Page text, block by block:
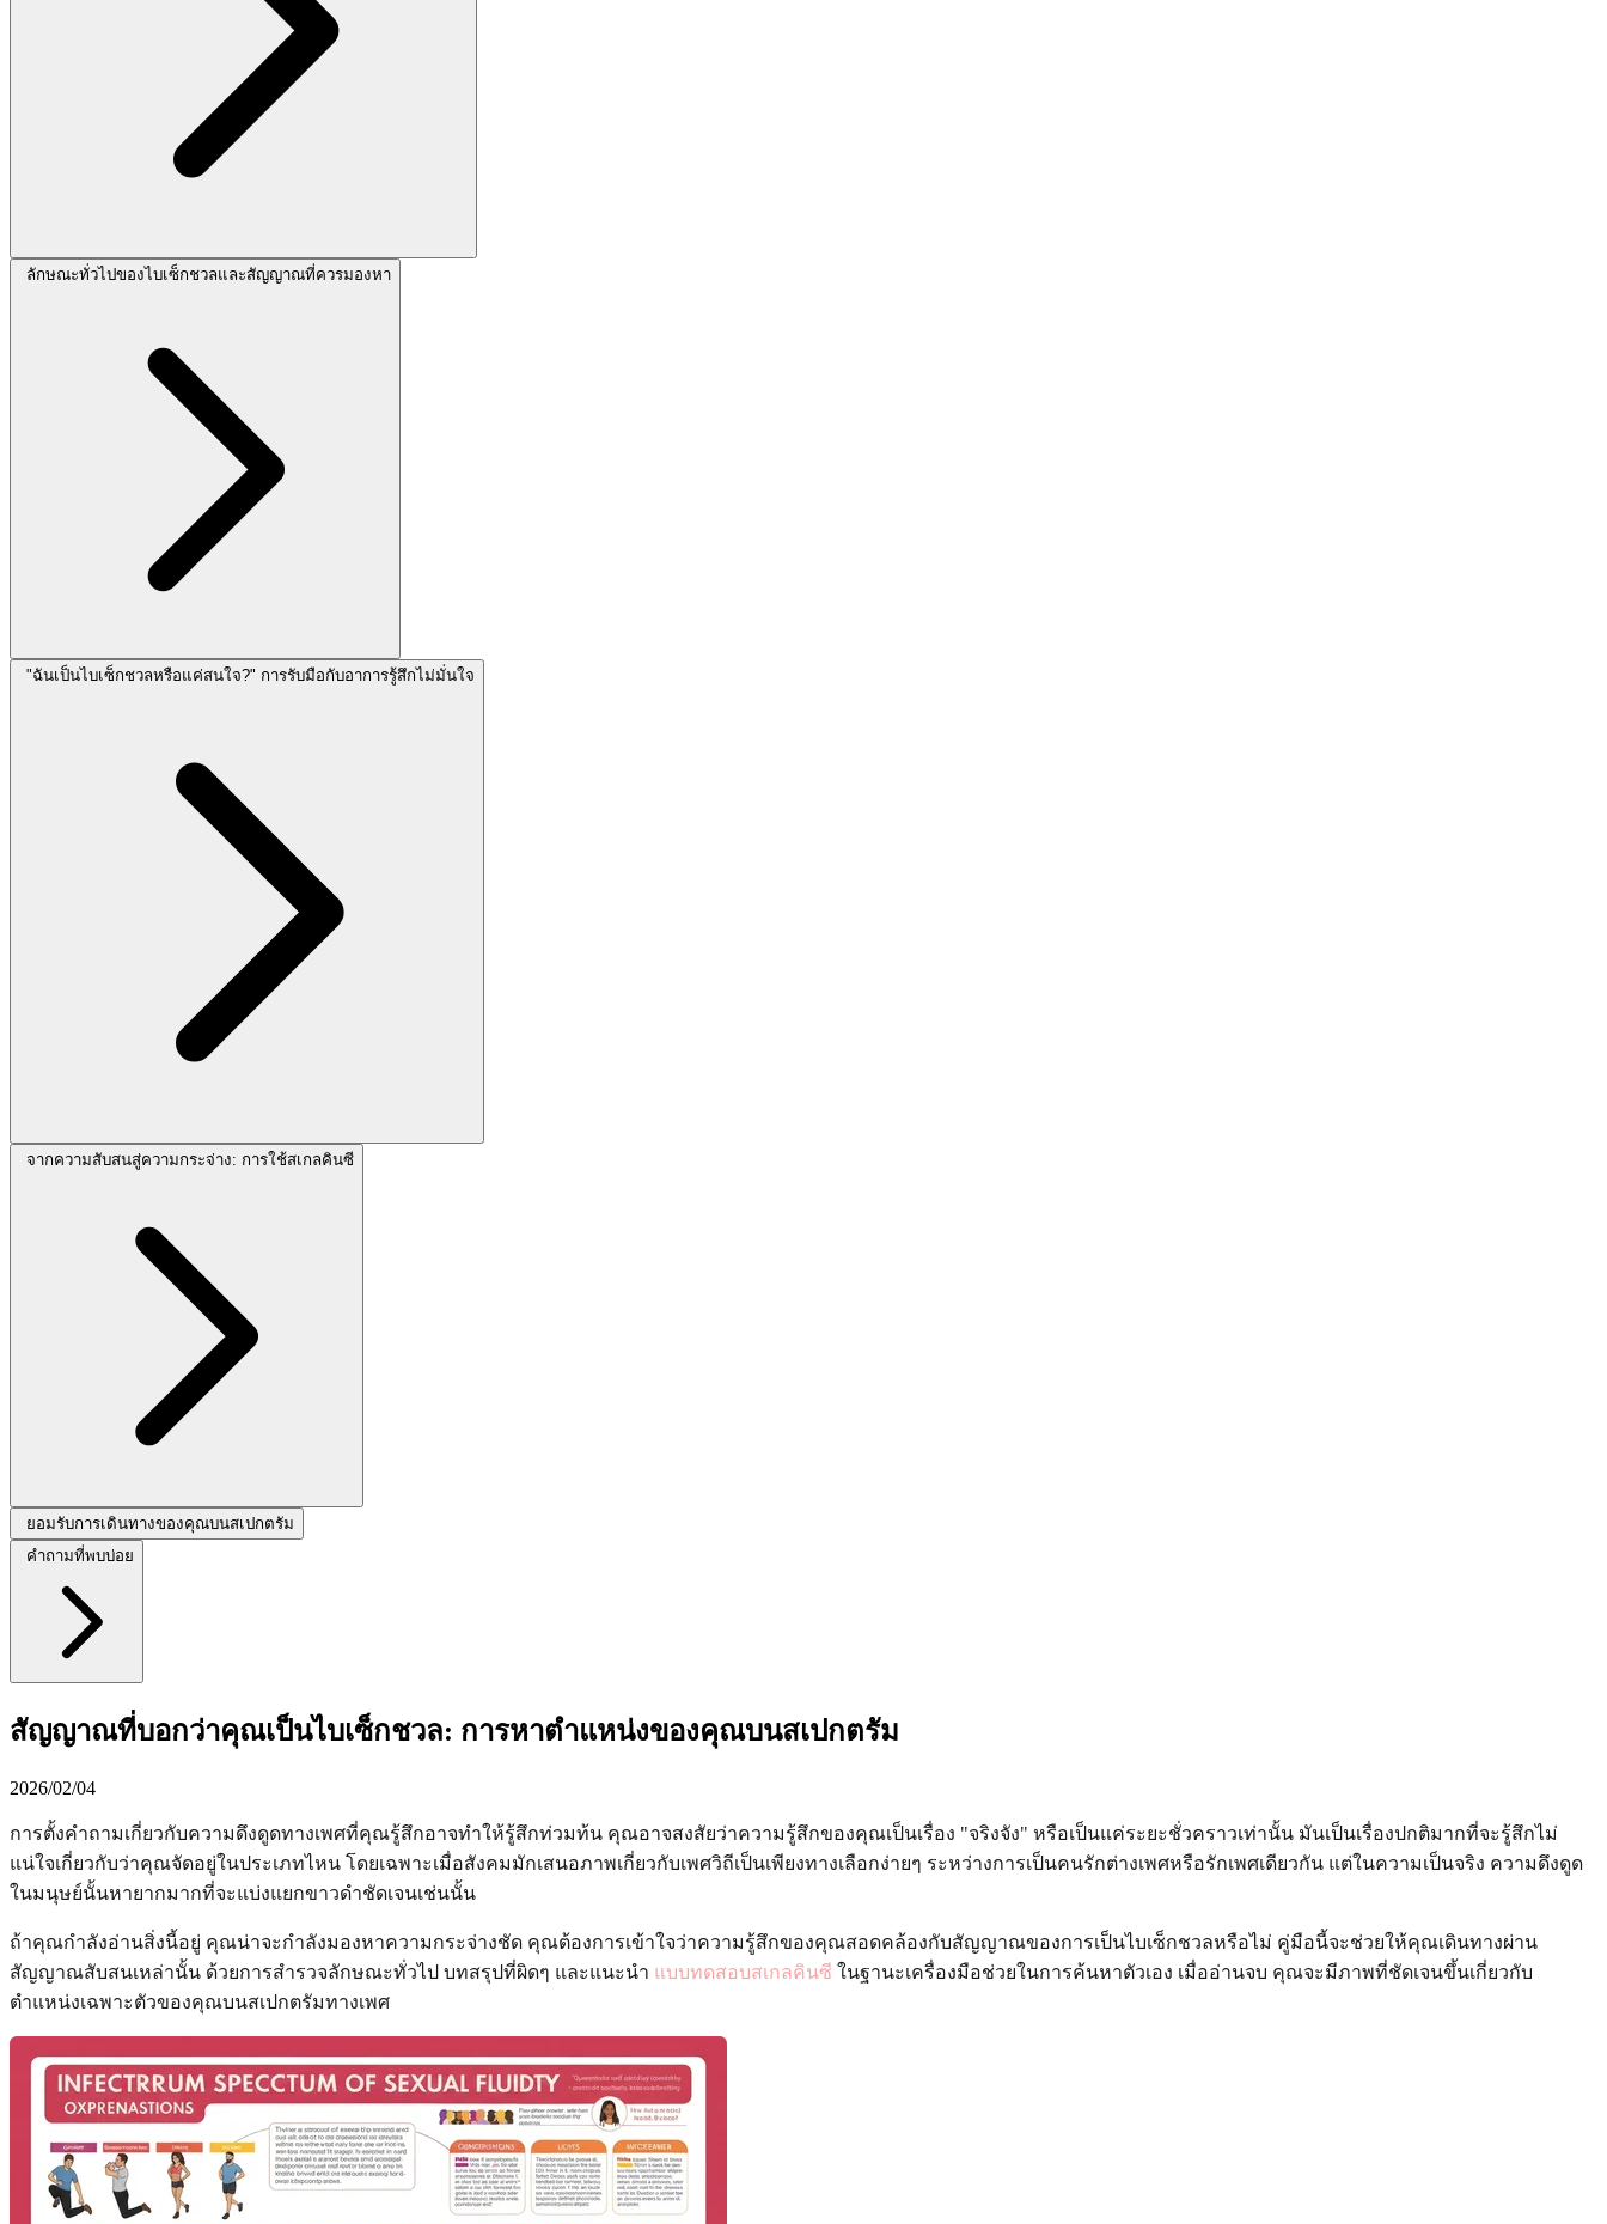
ลักษณะทั่วไปของไบเซ็กชวลและสัญญาณที่ควรมองหา
"ฉันเป็นไบเซ็กชวลหรือแค่สนใจ?" การรับมือกับอาการรู้สึกไม่มั่นใจ
จากความสับสนสู่ความกระจ่าง: การใช้สเกลคินซี
ยอมรับการเดินทางของคุณบนสเปกตรัม
คำถามที่พบบ่อย
สัญญาณที่บอกว่าคุณเป็นไบเซ็กชวล: การหาตำแหน่งของคุณบนสเปกตรัม
2026/02/04
การตั้งคำถามเกี่ยวกับความดึงดูดทางเพศที่คุณรู้สึกอาจทำให้รู้สึกท่วมท้น คุณอาจสงสัยว่าความรู้สึกของคุณเป็นเรื่อง "จริงจัง" หรือเป็นแค่ระยะชั่วคราวเท่านั้น มันเป็นเรื่องปกติมากที่จะรู้สึกไม่
แน่ใจเกี่ยวกับว่าคุณจัดอยู่ในประเภทไหน โดยเฉพาะเมื่อสังคมมักเสนอภาพเกี่ยวกับเพศวิถีเป็นเพียงทางเลือกง่ายๆ ระหว่างการเป็นคนรักต่างเพศหรือรักเพศเดียวกัน แต่ในความเป็นจริง ความดึงดูด
ในมนุษย์นั้นหายากมากที่จะแบ่งแยกขาวดำชัดเจนเช่นนั้น
ถ้าคุณกำลังอ่านสิ่งนี้อยู่ คุณน่าจะกำลังมองหาความกระจ่างชัด คุณต้องการเข้าใจว่าความรู้สึกของคุณสอดคล้องกับสัญญาณของการเป็นไบเซ็กชวลหรือไม่ คู่มือนี้จะช่วยให้คุณเดินทางผ่าน
สัญญาณสับสนเหล่านั้น ด้วยการสำรวจลักษณะทั่วไป บทสรุปที่ผิดๆ และแนะนำ แบบทดสอบสเกลคินซี ในฐานะเครื่องมือช่วยในการค้นหาตัวเอง เมื่ออ่านจบ คุณจะมีภาพที่ชัดเจนขึ้นเกี่ยวกับ
ตำแหน่งเฉพาะตัวของคุณบนสเปกตรัมทางเพศ